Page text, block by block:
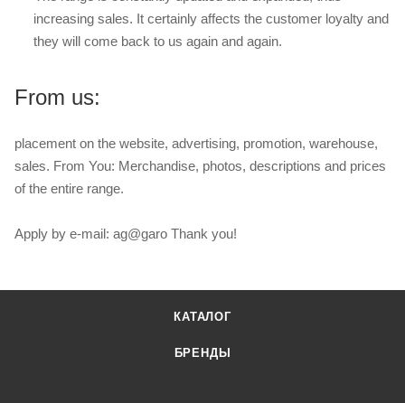
increasing sales. It certainly affects the customer loyalty and
they will come back to us again and again.
From us:
placement on the website, advertising, promotion, warehouse,
sales. From You: Merchandise, photos, descriptions and prices
of the entire range.
Apply by e-mail: ag@garo Thank you!
КАТАЛОГ
БРЕНДЫ